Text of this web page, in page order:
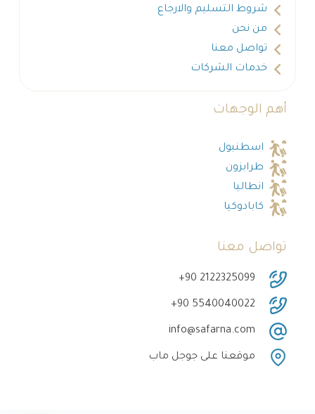
شروط التسليم والارجاع
من نحن
تواصل معنا
خدمات الشركات
أهم الوجهات
اسطنبول
طرابزون
انطاليا
كابادوكيا
تواصل معنا
‎+90 2122325099
‎+90 5540040022
info@safarna.com
موقعنا على جوجل ماب